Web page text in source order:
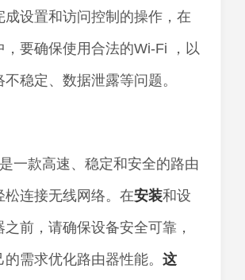
成设置和访问控制的操作，在
，要确保使用合法的Wi-Fi ，以
稳定、数据泄露等问题。
一款高速、稳定和安全的路由
松连接无线网络。在安装和设
前，请确保设备安全可靠，
需求优化路由器性能。 这